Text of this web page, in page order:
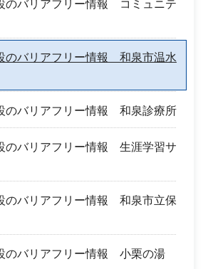
のバリアフリー情報 コミュニテ
のバリアフリー情報 和泉市温水
のバリアフリー情報 和泉診療所
のバリアフリー情報 生涯学習サ
のバリアフリー情報 和泉市立保
のバリアフリー情報 小栗の湯